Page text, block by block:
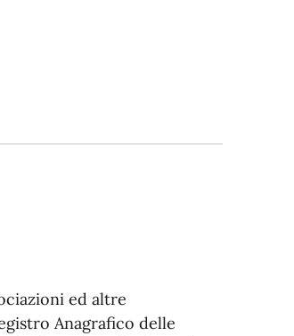
ed altre
Anagrafico delle